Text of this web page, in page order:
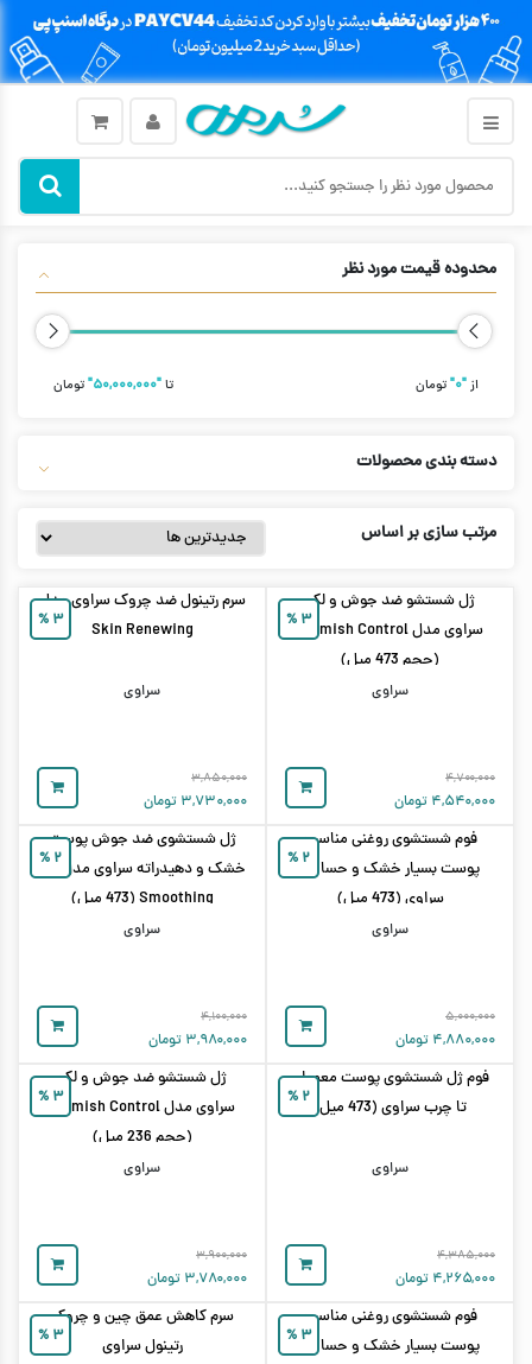
محدوده قیمت مورد نظر
از"۰" تومان تا"۵۰,۰۰۰,۰۰۰" تومان
دسته بندی محصولات
مرتب سازی بر اساس
۳ %
ژل شستشو ضد جوش و لک
سراوی مدل Blemish Control
(حجم 473 میل)
سراوی
۴,۷۰۰,۰۰۰
۴,۵۴۰,۰۰۰ تومان
۳ %
سرم رتینول ضد چروک سراوی مدل
Skin Renewing
سراوی
۳,۸۵۰,۰۰۰
۳,۷۳۰,۰۰۰ تومان
۲ %
فوم شستشوی روغنی مناسب
پوست بسیار خشک و حساس
سراوی (473 میل)
سراوی
۵,۰۰۰,۰۰۰
۴,۸۸۰,۰۰۰ تومان
۲ %
ژل شستشوی ضد جوش پوست
خشک و دهیدراته سراوی مدل SA
Smoothing (473 میل)
سراوی
۴,۱۰۰,۰۰۰
۳,۹۸۰,۰۰۰ تومان
۲ %
فوم ژل شستشوی پوست معمولی
تا چرب سراوی (473 میل)
سراوی
۴,۳۸۵,۰۰۰
۴,۲۶۵,۰۰۰ تومان
۳ %
ژل شستشو ضد جوش و لک
سراوی مدل Blemish Control
(حجم 236 میل)
سراوی
۳,۹۰۰,۰۰۰
۳,۷۸۰,۰۰۰ تومان
۳ %
فوم شستشوی روغنی مناسب
پوست بسیار خشک و حساس
۳ %
سرم کاهش عمق چین و چروک
رتینول سراوی